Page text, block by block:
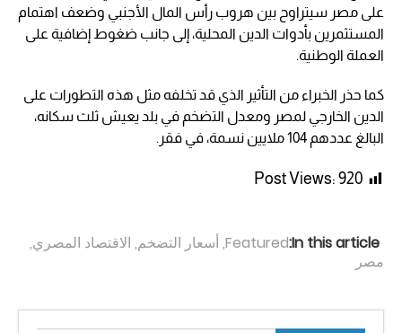
على مصر سيتراوح بين هروب رأس المال الأجنبي وضعف اهتمام
المستثمرين بأدوات الدين المحلية، إلى جانب ضغوط إضافية على
العملة الوطنية.
كما حذر الخبراء من التأثير الذي قد تخلفه مثل هذه التطورات على
الدين الخارجي لمصر ومعدل التضخم في بلد يعيش ثلث سكانه،
البالغ عددهم 104 ملايين نسمة، في فقر.
Post Views: 920
In this article:
Featured
,أسعار التضخم, الاقتصاد المصري,
مصر